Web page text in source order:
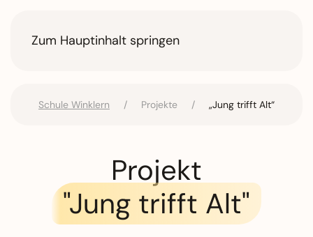
Zum Hauptinhalt springen
Schule Winklern Projekte „Jung trifft Alt“
Projekt
"Jung trifft Alt"